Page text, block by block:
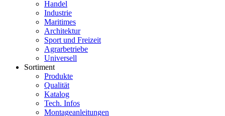
Handel
Industrie
Maritimes
Architektur
Sport und Freizeit
Agrarbetriebe
Universell
Sortiment
Produkte
Qualität
Katalog
Tech. Infos
Montageanleitungen